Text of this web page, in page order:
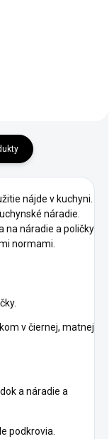
nájde v kuchyni.
náradie.
na náradie a poličky
normami.
v čiernej, matnej
a náradie a
podkrovia.